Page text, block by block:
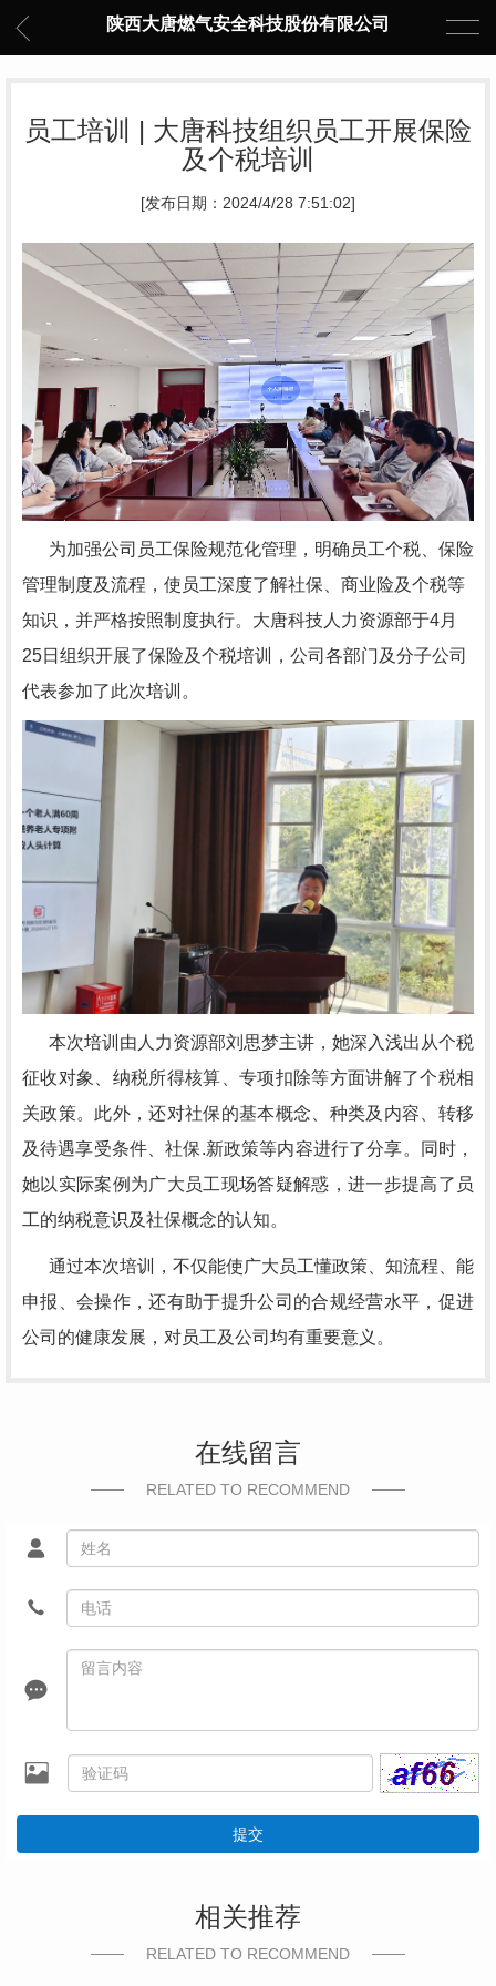
陕西大唐燃气安全科技股份有限公司
员工培训 | 大唐科技组织员工开展保险
及个税培训
[发布日期：2024/4/28 7:51:02]
为加强公司员工保险规范化管理，明确员工个税、保险
管理制度及流程，使员工深度了解社保、商业险及个税等
知识，并严格按照制度执行。大唐科技人力资源部于4月
25日组织开展了保险及个税培训，公司各部门及分子公司
代表参加了此次培训。
本次培训由人力资源部刘思梦主讲，她深入浅出从个税
征收对象、纳税所得核算、专项扣除等方面讲解了个税相
关政策。此外，还对社保的基本概念、种类及内容、转移
及待遇享受条件、社保.新政策等内容进行了分享。同时，
她以实际案例为广大员工现场答疑解惑，进一步提高了员
工的纳税意识及社保概念的认知。
通过本次培训，不仅能使广大员工懂政策、知流程、能
申报、会操作，还有助于提升公司的合规经营水平，促进
公司的健康发展，对员工及公司均有重要意义。
在线留言
RELATED TO RECOMMEND
提交
相关推荐
RELATED TO RECOMMEND